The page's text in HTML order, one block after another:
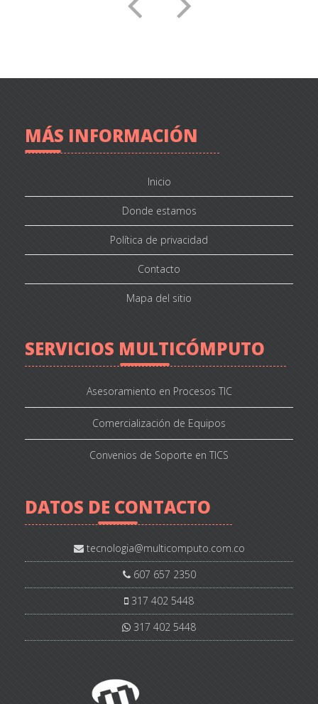
MÁS INFORMACIÓN
Inicio
Donde estamos
Política de privacidad
Contacto
Mapa del sitio
SERVICIOS MULTICÓMPUTO
Asesoramiento en Procesos TIC
Comercialización de Equipos
Convenios de Soporte en TICS
DATOS DE CONTACTO
607 657 2350
317 402 5448
317 402 5448